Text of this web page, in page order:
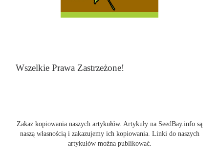
Wszelkie Prawa Zastrzeżone!
Zakaz kopiowania naszych artykułów. Artykuły na SeedBay.info są
naszą własnością i zakazujemy ich kopiowania. Linki do naszych
artykułów można publikować.